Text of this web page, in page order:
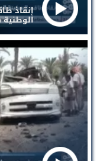
إنقاذ
الوطنية